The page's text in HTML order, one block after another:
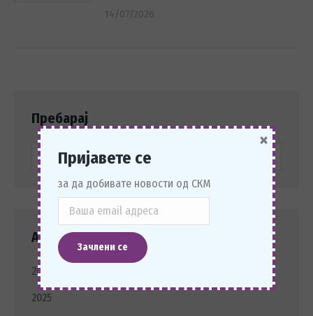
14/07/2026
Пребарај
Search:
Архива Новости
2026
2025
Пријавете се
за да добивате новости од СКМ
×